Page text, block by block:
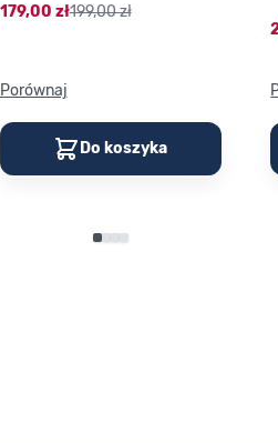
179,00 zł199,00 zł
Porównaj
Do koszyka